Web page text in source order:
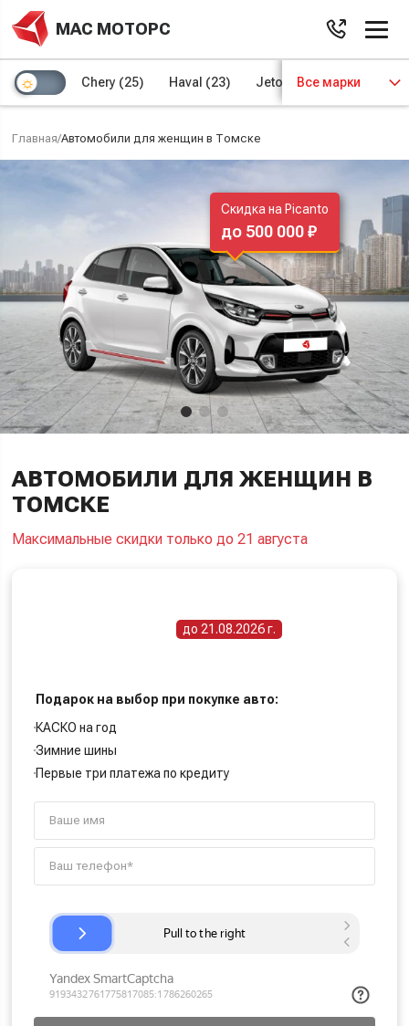
МАС МОТОРС
Chery (25) Haval (23) Jetour (8) Kaiyi (4)
Все марки
Главная/Автомобили для женщин в Томске
АВТОМОБИЛИ ДЛЯ ЖЕНЩИН В
ТОМСКЕ
Максимальные скидки только до 21 августа
до 21.08.2026 г.
Подарок на выбор при покупке авто:
КАСКО на год
Зимние шины
Первые три платежа по кредиту
Скидка на Picanto
до 500 000 ₽